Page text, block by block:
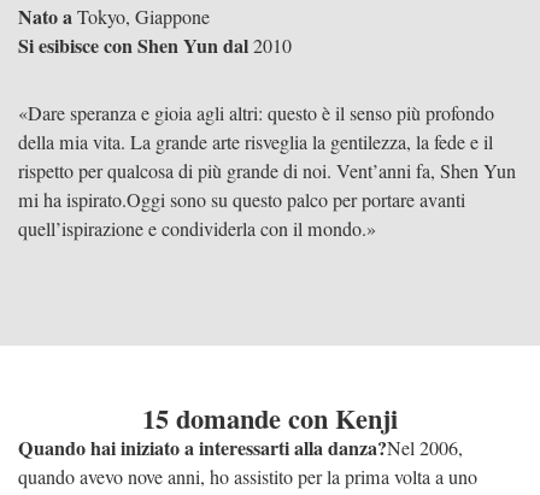
Nato aTokyo, Giappone
Si esibisce con Shen Yun dal2010
«Dare speranza e gioia agli altri: questo è il senso più profondo
della mia vita. La grande arte risveglia la gentilezza, la fede e il
rispetto per qualcosa di più grande di noi. Vent’anni fa, Shen Yun
mi ha ispirato.Oggi sono su questo palco per portare avanti
quell’ispirazione e condividerla con il mondo.»
15 domande con Kenji
Quando hai iniziato a interessarti alla danza?Nel 2006,
quando avevo nove anni, ho assistito per la prima volta a uno